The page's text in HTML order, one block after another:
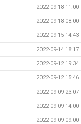
2022-09-18 11:00
2022-09-18 08:00
2022-09-15 14:43
2022-09-14 18:17
2022-09-12 19:34
2022-09-12 15:46
2022-09-09 23:07
2022-09-09 14:00
2022-09-09 09:00